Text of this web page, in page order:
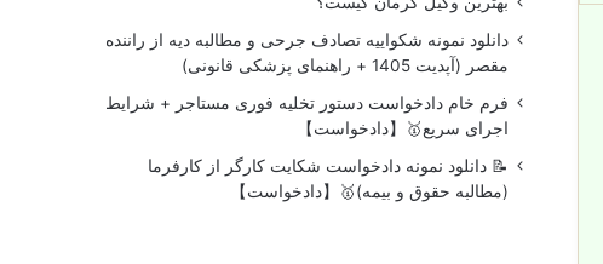
دانلود نمونه شکواییه تصادف جرحی و مطالبه دیه از راننده
مقصر (آپدیت 1405 + راهنمای پزشکی قانونی)
فرم خام دادخواست دستور تخلیه فوری مستاجر + شرایط
اجرای سریع🥇【دادخواست】
📝 دانلود نمونه دادخواست شکایت کارگر از کارفرما
(مطالبه حقوق و بیمه)🥇【دادخواست】